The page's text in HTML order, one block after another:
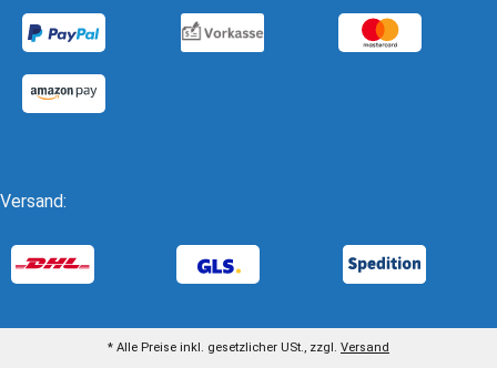
Versand:
* Alle Preise inkl. gesetzlicher USt., zzgl. Versand